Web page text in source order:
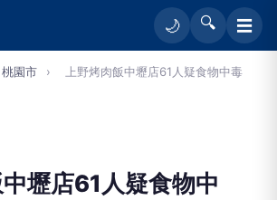
🌙 🔍 ☰
桃園市 ›
上野烤肉飯中壢店61人疑食物中毒
壢店61人疑食物中